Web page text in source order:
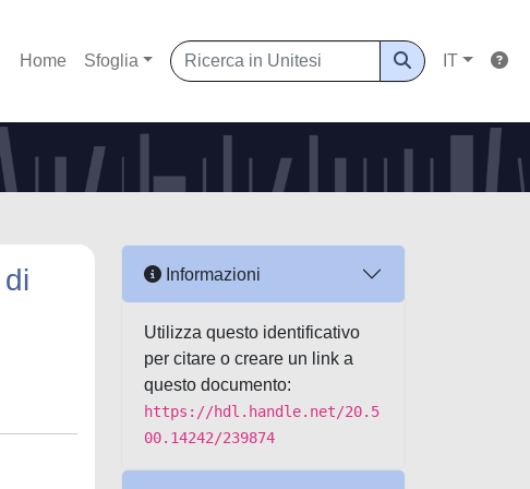
Home Sfoglia IT
Informazioni
Utilizza questo identificativo
per citare o creare un link a
questo documento:
https://hdl.handle.net/20.5
00.14242/239874